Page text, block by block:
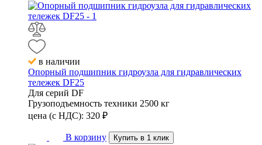
в наличии
Опорный подшипник гидроузла для гидравлических
тележек DF25
Для серий DF
Грузоподъемность техники 2500 кг
цена (с НДС): 320 ₽
В корзину Купить в 1 клик